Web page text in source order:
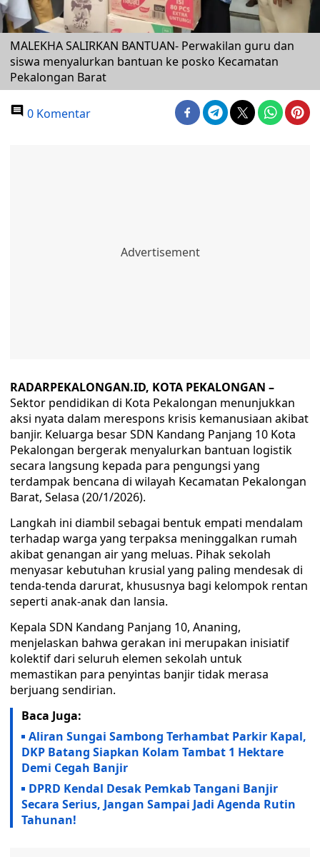
MALEKHA SALIRKAN BANTUAN- Perwakilan guru dan
siswa menyalurkan bantuan ke posko Kecamatan
Pekalongan Barat
0 Komentar
RADARPEKALONGAN.ID, KOTA PEKALONGAN –
Sektor pendidikan di Kota Pekalongan menunjukkan
aksi nyata dalam merespons krisis kemanusiaan akibat
banjir. Keluarga besar SDN Kandang Panjang 10 Kota
Pekalongan bergerak menyalurkan bantuan logistik
secara langsung kepada para pengungsi yang
terdampak bencana di wilayah Kecamatan Pekalongan
Barat, Selasa (20/1/2026).
Langkah ini diambil sebagai bentuk empati mendalam
terhadap warga yang terpaksa meninggalkan rumah
akibat genangan air yang meluas. Pihak sekolah
menyasar kebutuhan krusial yang paling mendesak di
tenda-tenda darurat, khususnya bagi kelompok rentan
seperti anak-anak dan lansia.
Kepala SDN Kandang Panjang 10, Ananing,
menjelaskan bahwa gerakan ini merupakan inisiatif
kolektif dari seluruh elemen sekolah untuk
memastikan para penyintas banjir tidak merasa
berjuang sendirian.
Baca Juga:
Aliran Sungai Sambong Terhambat Parkir Kapal,
DKP Batang Siapkan Kolam Tambat 1 Hektare
Demi Cegah Banjir
DPRD Kendal Desak Pemkab Tangani Banjir
Secara Serius, Jangan Sampai Jadi Agenda Rutin
Tahunan!